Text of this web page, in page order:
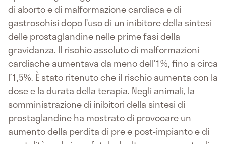
di aborto e di malformazione cardiaca e di
gastroschisi dopo l’uso di un inibitore della sintesi
delle prostaglandine nelle prime fasi della
gravidanza. Il rischio assoluto di malformazioni
cardiache aumentava da meno dell’1%, fino a circa
l’1,5%. È stato ritenuto che il rischio aumenta con la
dose e la durata della terapia. Negli animali, la
somministrazione di inibitori della sintesi di
prostaglandine ha mostrato di provocare un
aumento della perdita di pre e post-impianto e di